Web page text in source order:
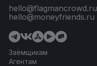
Заёмщикам
Агентам
hello@flagmancrowd.ru
hello@moneyfriends.ru